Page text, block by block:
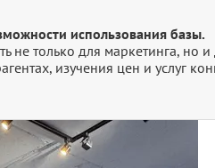
использования базы.
не только для маркетинга, но
изучения цен и услуг